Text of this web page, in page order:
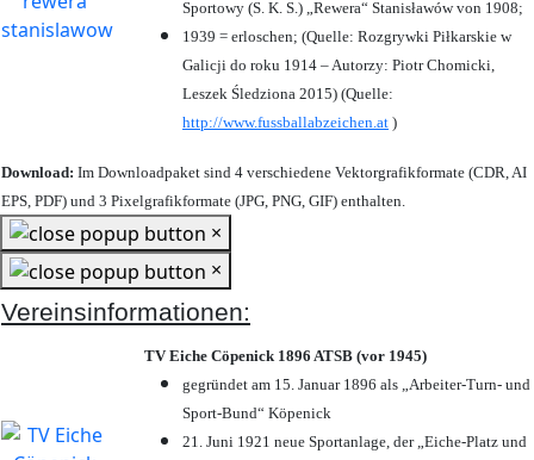
Sportowy (S. K. S.) „Rewera“ Stanisławów von 1908;
1939 = erloschen; (Quelle: Rozgrywki Piłkarskie w
Galicji do roku 1914 – Autorzy: Piotr Chomicki,
Leszek Śledziona 2015) (Quelle:
http://www.fussballabzeichen.at )
Download: Im Downloadpaket sind 4 verschiedene Vektorgrafikformate (CDR, AI
EPS, PDF) und 3 Pixelgrafikformate (JPG, PNG, GIF) enthalten.
×
×
Vereinsinformationen:
TV Eiche Cöpenick 1896 ATSB (vor 1945)
gegründet am 15. Januar 1896 als „Arbeiter-Turn- und
Sport-Bund“ Köpenick
21. Juni 1921 neue Sportanlage, der „Eiche-Platz und